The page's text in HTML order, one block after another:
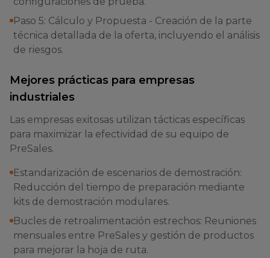
Paso 5: Cálculo y Propuesta - Creación de la parte
técnica detallada de la oferta, incluyendo el análisis
de riesgos.
Mejores prácticas para empresas
industriales
Las empresas exitosas utilizan tácticas específicas
para maximizar la efectividad de su equipo de
PreSales.
Estandarización de escenarios de demostración:
Reducción del tiempo de preparación mediante
kits de demostración modulares.
Bucles de retroalimentación estrechos: Reuniones
mensuales entre PreSales y gestión de productos
para mejorar la hoja de ruta.